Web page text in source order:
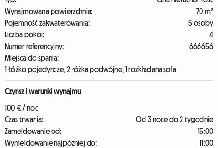
Wynajmowana powierzchnia:
70 m²
Pojemność zakwaterowania:
5 osoby
Liczba pokoi:
4
Numer referencyjny:
666656
Miejsca do spania:
1 Łóżko pojedyncze, 2 łóżka podwójne, 1 rozkładana sofa
Czynsz i warunki wynajmu
100 € / noc
Czas trwania:
Od 3 noce do 2 tygodnie
Zameldowanie od:
15:00
Wymeldowanie najpóźniej do:
11:00